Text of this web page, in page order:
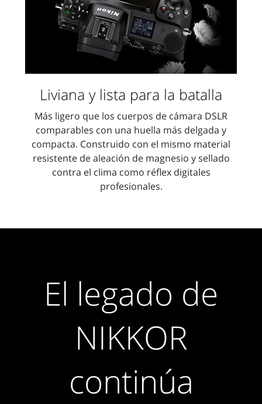
Liviana y lista para la batalla
Más ligero que los cuerpos de cámara DSLR
comparables con una huella más delgada y
compacta. Construido con el mismo material
resistente de aleación de magnesio y sellado
contra el clima como réflex digitales
profesionales.
El legado de
NIKKOR
continúa